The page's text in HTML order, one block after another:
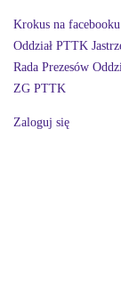
Krokus na facebooku
Oddział PTTK
Rada Prezesów
ZG PTTK
Zaloguj się